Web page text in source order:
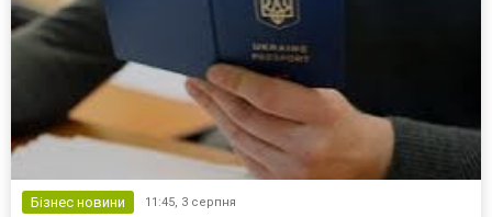
Бізнес новини 11:45, 3 серпня